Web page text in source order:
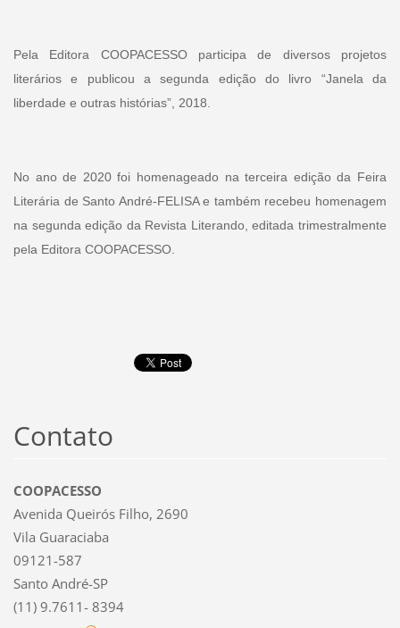
Pela Editora COOPACESSO participa de diversos projetos
literários e publicou a segunda edição do livro “Janela da
liberdade e outras histórias”, 2018.
No ano de 2020 foi homenageado na terceira edição da Feira
Literária de Santo André-FELISA e também recebeu homenagem
na segunda edição da Revista Literando, editada trimestralmente
pela Editora COOPACESSO.
Contato
COOPACESSO
Avenida Queirós Filho, 2690
Vila Guaraciaba
09121-587
Santo André-SP
(11) 9.7611- 8394